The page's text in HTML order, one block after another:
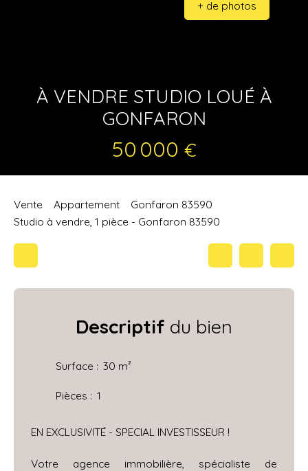
+ de photos
À VENDRE STUDIO LOUÉ À
GONFARON
50 000 €
Vente Appartement
Gonfaron 83590
Studio à vendre, 1 pièce - Gonfaron 83590
Descriptif du bien
Surface : 30 m²
Pièces : 1
EN EXCLUSIVITÉ - SPECIAL INVESTISSEUR !
Votre agence immobilière, spécialiste de